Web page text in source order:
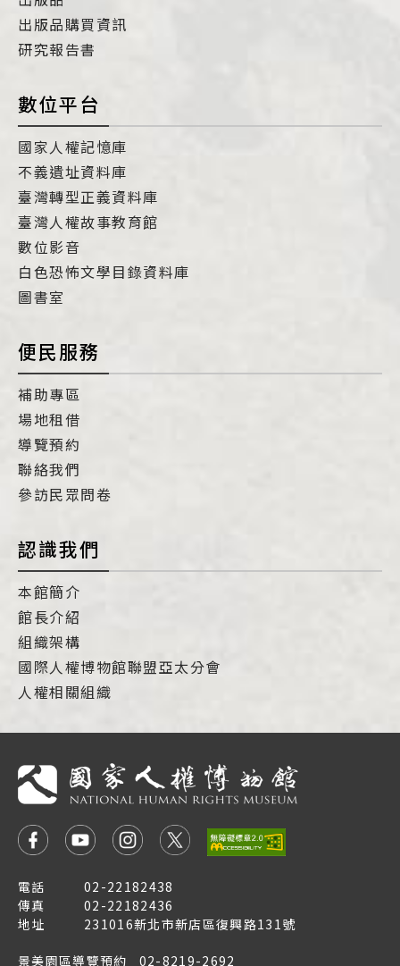
出版品購買資訊
研究報告書
數位平台
國家人權記憶庫
不義遺址資料庫
臺灣轉型正義資料庫
臺灣人權故事教育館
數位影音
白色恐怖文學目錄資料庫
圖書室
便民服務
補助專區
場地租借
導覽預約
聯絡我們
參訪民眾問卷
認識我們
本館簡介
館長介紹
組織架構
國際人權博物館聯盟亞太分會
人權相關組織
電話
02-22182438
傳真
02-22182436
地址
231016新北市新店區復興路131號
景美園區導覽預約 02-8219-2692